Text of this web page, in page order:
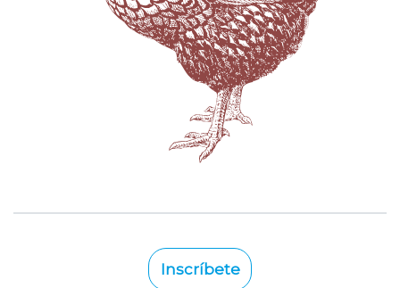
Inscríbete